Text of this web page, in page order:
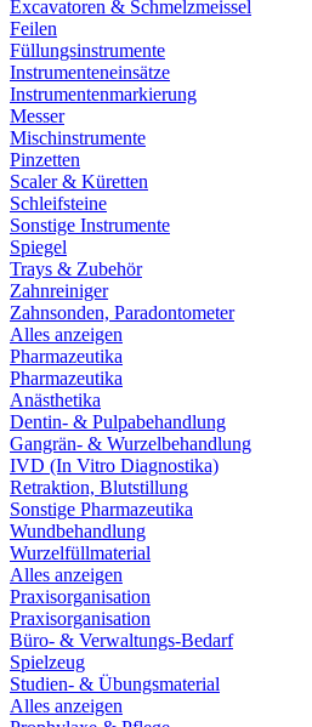
Excavatoren & Schmelzmeissel
Feilen
Füllungsinstrumente
Instrumenteneinsätze
Instrumentenmarkierung
Messer
Mischinstrumente
Pinzetten
Scaler & Küretten
Schleifsteine
Sonstige Instrumente
Spiegel
Trays & Zubehör
Zahnreiniger
Zahnsonden, Paradontometer
Alles anzeigen
Pharmazeutika
Pharmazeutika
Anästhetika
Dentin- & Pulpabehandlung
Gangrän- & Wurzelbehandlung
IVD (In Vitro Diagnostika)
Retraktion, Blutstillung
Sonstige Pharmazeutika
Wundbehandlung
Wurzelfüllmaterial
Alles anzeigen
Praxisorganisation
Praxisorganisation
Büro- & Verwaltungs-Bedarf
Spielzeug
Studien- & Übungsmaterial
Alles anzeigen